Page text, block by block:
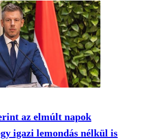
az elmúlt napok
igazi lemondás nélkül is